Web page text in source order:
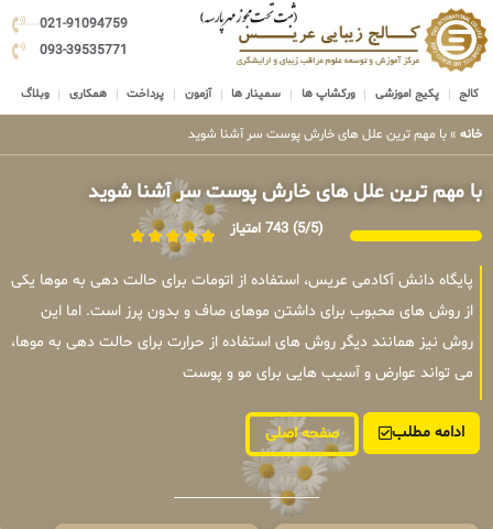
021-91094759
093-39535771
کالج پکیج اموزشی ورکشاپ ها سمینار ها آزمون پرداخت همکاری وبلاگ
خانه » با مهم ترین علل های خارش پوست سر آشنا شوید
با مهم ترین علل های خارش پوست سر آشنا شوید
(5/5) 743 امتیاز
پایگاه دانش آکادمی عریس، استفاده از اتومات برای حالت دهی به موها یکی
از روش های محبوب برای داشتن موهای صاف و بدون پرز است. اما این
روش نیز همانند دیگر روش های استفاده از حرارت برای حالت دهی به موها،
می تواند عوارض و آسیب هایی برای مو و پوست
ادامه مطلب صفحه اصلی